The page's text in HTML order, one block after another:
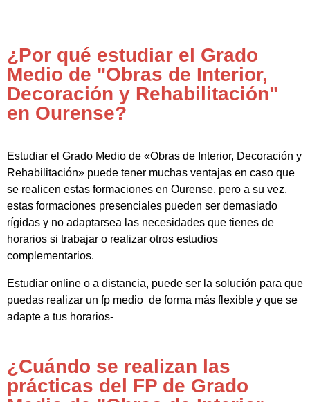
¿Por qué estudiar el Grado
Medio de "Obras de Interior,
Decoración y Rehabilitación"
en Ourense?
Estudiar el Grado Medio de «Obras de Interior, Decoración y
Rehabilitación» puede tener muchas ventajas en caso que
se realicen estas formaciones en Ourense, pero a su vez,
estas formaciones presenciales pueden ser demasiado
rígidas y no adaptarsea las necesidades que tienes de
horarios si trabajar o realizar otros estudios
complementarios.
Estudiar online o a distancia, puede ser la solución para que
puedas realizar un fp medio de forma más flexible y que se
adapte a tus horarios-
¿Cuándo se realizan las
prácticas del FP de Grado